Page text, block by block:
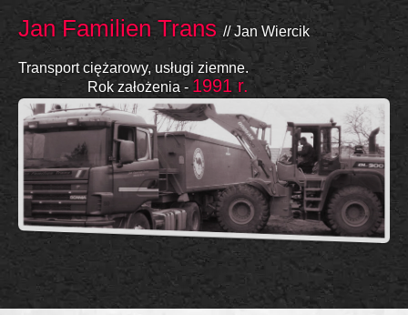
Jan Familien Trans// Jan Wiercik
Transport ciężarowy, usługi ziemne.
Rok założenia - 1991 r.